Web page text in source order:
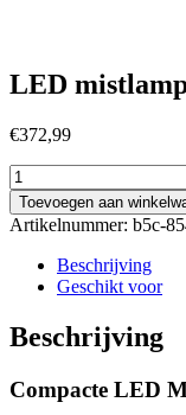
LED
€372,99
LED
mistlampset
aantal
Toevoegen aan
Artikelnummer: b5c-
Beschrijving
Geschikt voor
Beschrijving
Compacte LED